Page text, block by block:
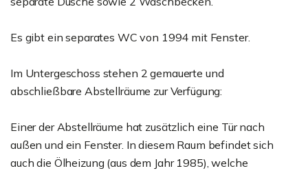
Es gibt ein separates WC von 1994 mit Fenster.
Im Untergeschoss stehen 2 gemauerte und
abschließbare Abstellräume zur Verfügung:
Einer der Abstellräume hat zusätzlich eine Tür nach
außen und ein Fenster. In diesem Raum befindet sich
auch die Ölheizung (aus dem Jahr 1985), welche